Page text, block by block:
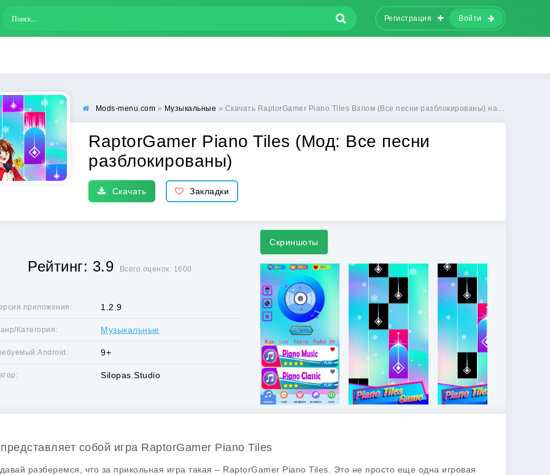
Регистрация Войти
Mods-menu.com » Музыкальные » Скачать RaptorGamer Piano Tiles Взлом (Все песни разблокированы) на Андроид
RaptorGamer Piano Tiles (Мод: Все песни
разблокированы)
Скачать Закладки
Рейтинг: 3.9 Всего оценок: 1600
приложения: 1.2.9
Категория: Музыкальные
Android: 9+
Silopas.Studio
Скриншоты
собой игра RaptorGamer Piano Tiles
разберемся, что за прикольная игра такая – RaptorGamer Piano Tiles. Это не просто еще одна игровая